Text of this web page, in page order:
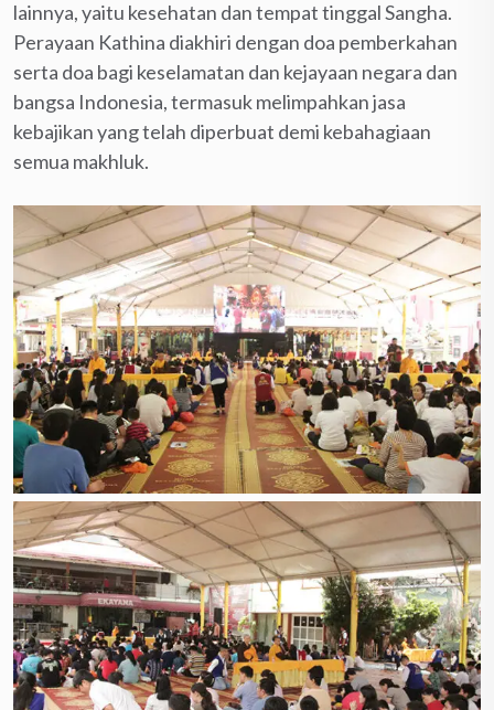
lainnya, yaitu kesehatan dan tempat tinggal Sangha.
Perayaan Kathina diakhiri dengan doa pemberkahan
serta doa bagi keselamatan dan kejayaan negara dan
bangsa Indonesia, termasuk melimpahkan jasa
kebajikan yang telah diperbuat demi kebahagiaan
semua makhluk.